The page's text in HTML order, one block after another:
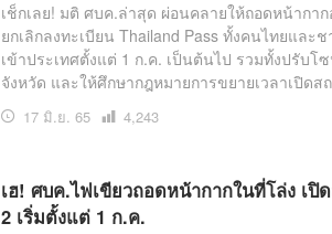
เช็กเลย! มติ ศบค.ล่าสุด ผ่อนคลายให้ถอดหน้ากา
ยกเลิกลงทะเบียน Thailand Pass ทั้งคนไทยและ
เข้าประเทศตั้งแต่ 1 ก.ค. เป็นต้นไป รวมทั้งปรับโ
จังหวัด และให้ศึกษากฎหมายการขยายเวลาเปิดส
17 มิ.ย. 65
เปิด
4,243
เฮ! ศบค.ไฟเขียวถอดหน้ากากในที่โล่ง เปิ
2 เริ่มตั้งแต่ 1 ก.ค.